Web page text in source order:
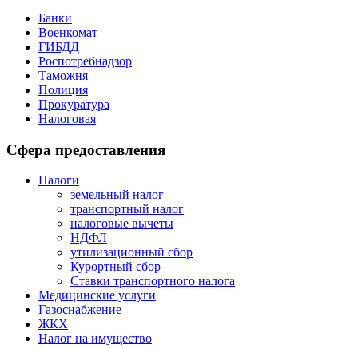
Банки
Военкомат
ГИБДД
Роспотребнадзор
Таможня
Полиция
Прокуратура
Налоговая
Сфера предоставления
Налоги
земельный налог
транспортный налог
налоговые вычеты
НДФЛ
утилизационный сбор
Курортный сбор
Ставки транспортного налога
Медицинские услуги
Газоснабжение
ЖКХ
Налог на имущество